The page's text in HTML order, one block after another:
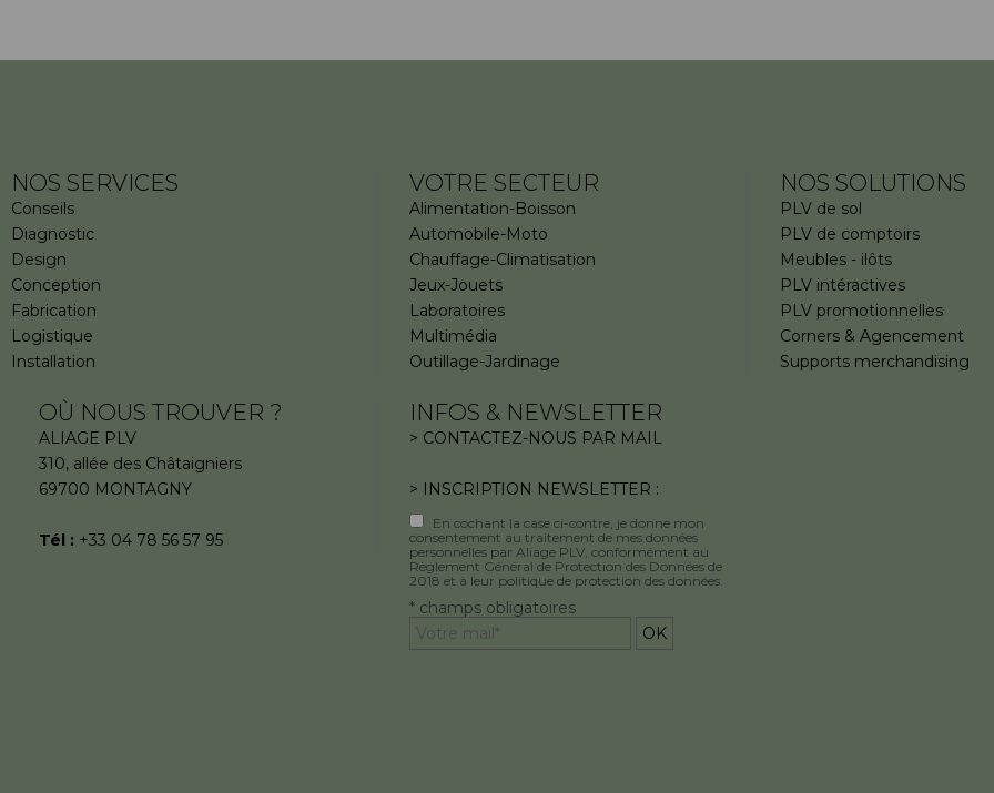
NOS SERVICES
Conseils
Diagnostic
Design
Conception
Fabrication
Logistique
Installation
VOTRE SECTEUR
Alimentation-Boisson
Automobile-Moto
Chauffage-Climatisation
Jeux-Jouets
Laboratoires
Multimédia
Outillage-Jardinage
NOS SOLUTIONS
PLV de sol
PLV de comptoirs
Meubles - ilôts
PLV intéractives
PLV promotionnelles
Corners & Agencement
Supports merchandising
OÙ NOUS TROUVER ?
ALIAGE PLV
310, allée des Châtaigniers
69700 MONTAGNY
Tél : +33 04 78 56 57 95
INFOS & NEWSLETTER
> CONTACTEZ-NOUS PAR MAIL
> INSCRIPTION NEWSLETTER :
En cochant la case ci-contre, je donne mon
consentement au traitement de mes données
personnelles par Aliage PLV, conformément au
Règlement Général de Protection des Données de
2018 et à leur politique de protection des données.
* champs obligatoires